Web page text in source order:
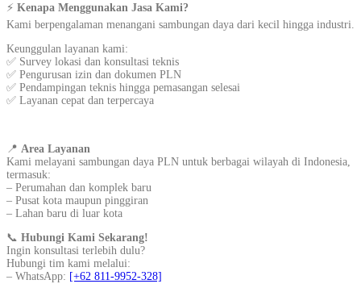
⚡ Kenapa Menggunakan Jasa Kami?
Kami berpengalaman menangani sambungan daya dari kecil hingga industri.
Keunggulan layanan kami:
✅ Survey lokasi dan konsultasi teknis
✅ Pengurusan izin dan dokumen PLN
✅ Pendampingan teknis hingga pemasangan selesai
✅ Layanan cepat dan terpercaya
📍 Area Layanan
Kami melayani sambungan daya PLN untuk berbagai wilayah di Indonesia,
termasuk:
– Perumahan dan komplek baru
– Pusat kota maupun pinggiran
– Lahan baru di luar kota
📞 Hubungi Kami Sekarang!
Ingin konsultasi terlebih dulu?
Hubungi tim kami melalui:
– WhatsApp: [+62 811-9952-328]